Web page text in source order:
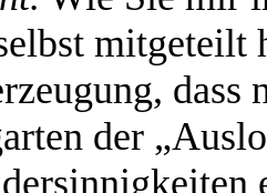
mitgeteilt
der